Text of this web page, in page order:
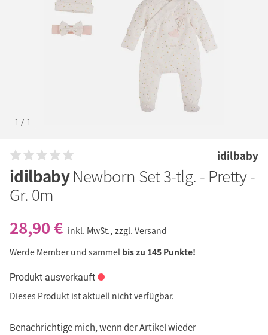
1 / 1
idilbaby
idilbabyNewborn Set 3-tlg. - Pretty -
Gr. 0m
28,90 € inkl. MwSt., zzgl. Versand
Werde Member und sammel bis zu 145 Punkte!
Produkt ausverkauft
Dieses Produkt ist aktuell nicht verfügbar.
Benachrichtige mich, wenn der Artikel wieder